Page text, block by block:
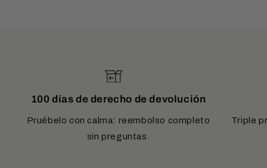
100 días de derecho de devolución
Pruébelo con calma: reembolso completo
sin preguntas.
Triple